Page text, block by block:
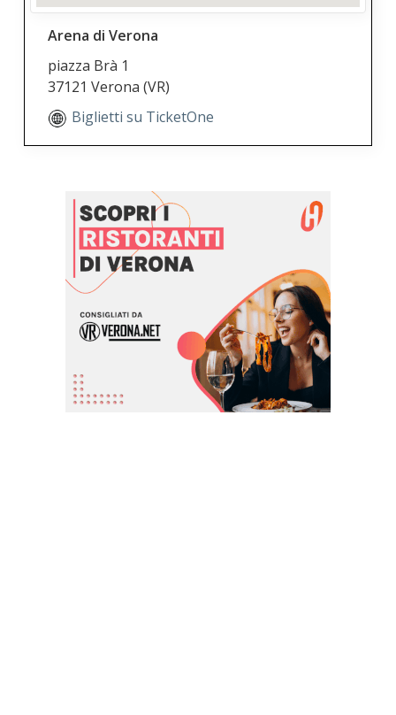
Arena di Verona
piazza Brà 1
37121 Verona(VR)
Biglietti su TicketOne